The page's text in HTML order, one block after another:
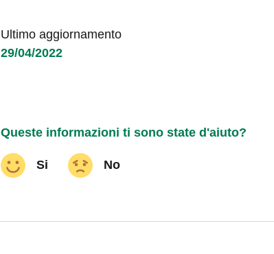
Ultimo aggiornamento
29/04/2022
Queste informazioni ti sono state d'aiuto?
Si No